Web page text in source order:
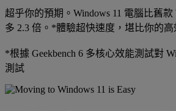
超乎你的預期。Windows 11 電腦比舊
多 2.3 倍。*體驗超快速度，堪比你的高
*根據 Geekbench 6 多核心效能測試對
測試